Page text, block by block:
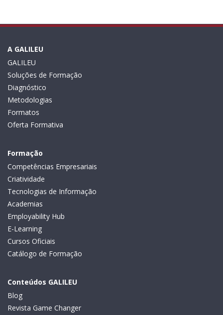
A GALILEU
GALILEU
Soluções de Formação
Diagnóstico
Metodologias
Formatos
Oferta Formativa
Formação
Competências Empresariais
Criatividade
Tecnologias de Informação
Academias
Employability Hub
E-Learning
Cursos Oficiais
Catálogo de Formação
Conteúdos GALILEU
Blog
Revista Game Changer